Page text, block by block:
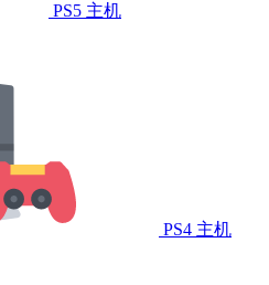
PS5 主机
PS4 主机